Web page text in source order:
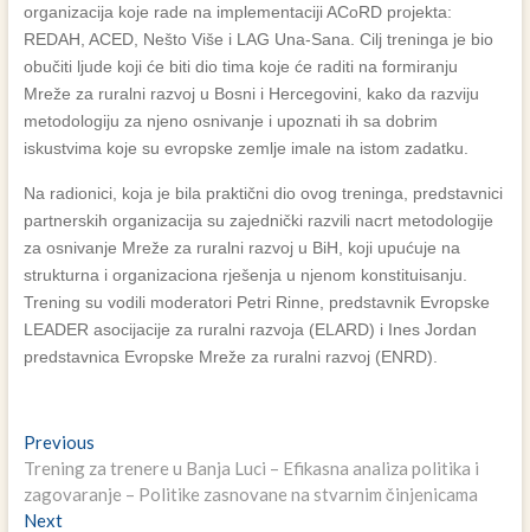
organizacija koje rade na implementaciji ACoRD projekta:
REDAH, ACED, Nešto Više i LAG Una-Sana. Cilj treninga je bio
obučiti ljude koji će biti dio tima koje će raditi na formiranju
Mreže za ruralni razvoj u Bosni i Hercegovini, kako da razviju
metodologiju za njeno osnivanje i upoznati ih sa dobrim
iskustvima koje su evropske zemlje imale na istom zadatku.
Na radionici, koja je bila praktični dio ovog treninga, predstavnici
partnerskih organizacija su zajednički razvili nacrt metodologije
za osnivanje Mreže za ruralni razvoj u BiH, koji upućuje na
strukturna i organizaciona rješenja u njenom konstituisanju.
Trening su vodili moderatori Petri Rinne, predstavnik Evropske
LEADER asocijacije za ruralni razvoja (ELARD) i Ines Jordan
predstavnica Evropske Mreže za ruralni razvoj (ENRD).
Navigacija
članaka
PreviousPrevious
post:
Trening za trenere u Banja Luci – Efikasna analiza politika i
zagovaranje – Politike zasnovane na stvarnim činjenicama
NextNext